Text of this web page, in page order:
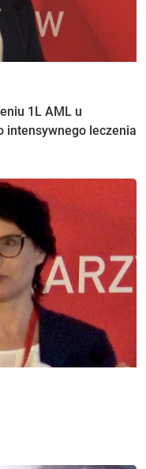
1L AML u
intensywnego leczenia